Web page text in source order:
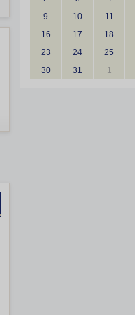
9
10 11
16
17 18
23
24 25
30
31 1